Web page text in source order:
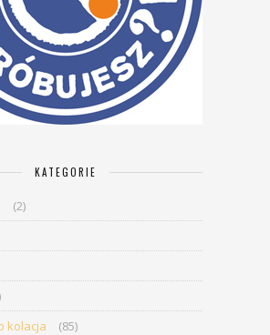
KATEGORIE
(2)
kolacja
(85)